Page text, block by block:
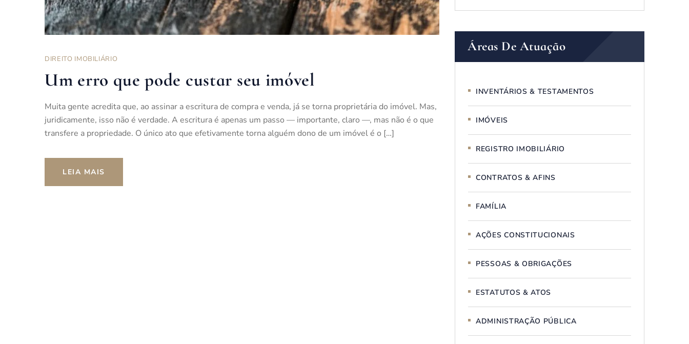
DIREITO IMOBILIÁRIO
Um erro que pode custar seu imóvel
Muita gente acredita que, ao assinar a escritura de compra e venda, já se torna proprietária do imóvel. Mas,
juridicamente, isso não é verdade. A escritura é apenas um passo — importante, claro —, mas não é o que
transfere a propriedade. O único ato que efetivamente torna alguém dono de um imóvel é o […]
LEIA MAIS
Áreas De Atuação
INVENTÁRIOS & TESTAMENTOS
IMÓVEIS
REGISTRO IMOBILIÁRIO
CONTRATOS & AFINS
FAMÍLIA
AÇÕES CONSTITUCIONAIS
PESSOAS & OBRIGAÇÕES
ESTATUTOS & ATOS
ADMINISTRAÇÃO PÚBLICA